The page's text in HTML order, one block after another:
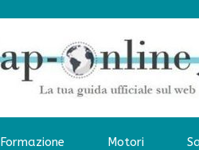
Formazione Motori